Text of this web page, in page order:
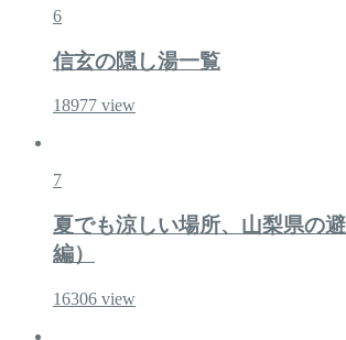
6
信玄の隠し湯一覧
18977 view
7
夏でも涼しい場所、山梨県の
編）
16306 view